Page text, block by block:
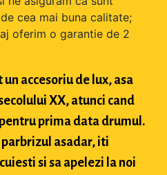
cea mai buna calitate;
oferim o garantie de 2
accesoriu de lux, asa
XX, atunci cand
prima data drumul.
parbrizul asadar, iti
si sa apelezi la noi